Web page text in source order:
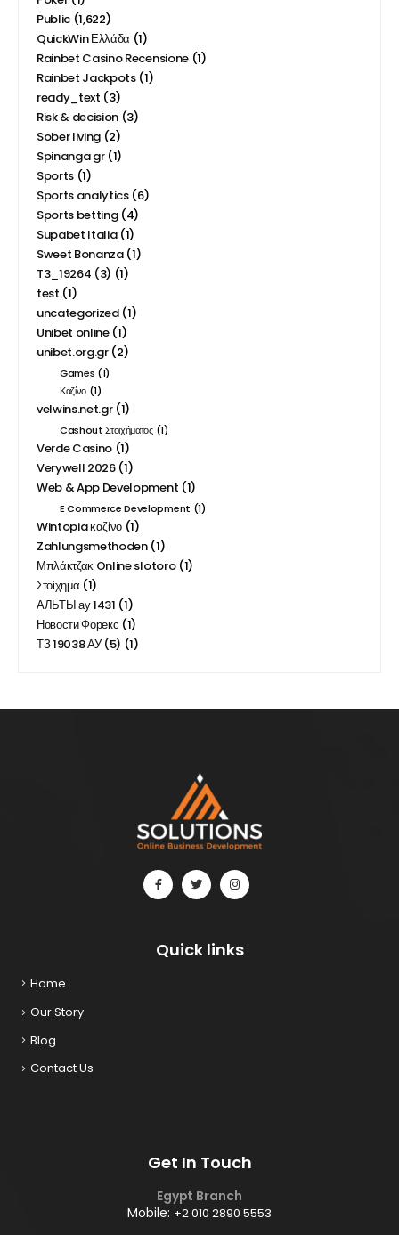
Public (1,622)
QuickWin Ελλάδα (1)
Rainbet Casino Recensione(1)
Rainbet Jackpots(1)
ready_text (3)
Risk & decision (3)
Sober living (2)
Spinanga gr(1)
Sports (1)
Sports analytics(6)
Sports betting(4)
Supabet Italia(1)
Sweet Bonanza(1)
T3_19264 (3) (1)
test (1)
uncategorized(1)
Unibet online(1)
unibet.org.gr(2)
Games (1)
Καζίνο (1)
velwins.net.gr(1)
Cashout Στοιχήματος(1)
Verde Casino (1)
Verywell 2026(1)
Web & App Development (1)
E Commerce Development (1)
Wintopia καζίνο (1)
Zahlungsmethoden(1)
Μπλάκτζακ Online slotoro(1)
Στοίχημα (1)
АЛЬТЫ ау 1431 (1)
Новости Форекс (1)
ТЗ 19038 АУ (5) (1)
Quick links
Home
Our Story
Blog
Contact Us
Get In Touch
Egypt Branch
Mobile: +2 010 2890 5553